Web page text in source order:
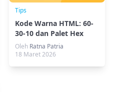
Tips
Kode Warna HTML: 60-
30-10 dan Palet Hex
Website
Oleh Ratna Patria
18 Maret 2026